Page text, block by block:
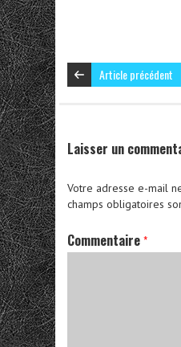
Article précédent
Laisser un
Votre adresse e-mail
champs obligatoires
Commentaire *